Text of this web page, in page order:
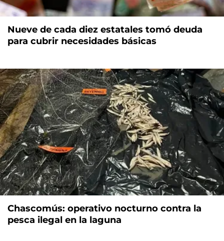
Nueve de cada diez estatales tomó deuda
para cubrir necesidades básicas
Chascomús: operativo nocturno contra la
pesca ilegal en la laguna